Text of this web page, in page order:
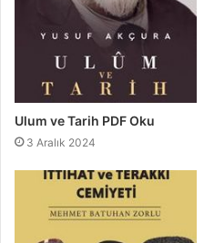
Ulum ve Tarih PDF Oku
3 Aralık 2024